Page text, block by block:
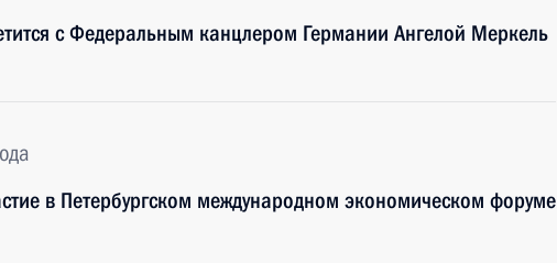
с Федеральным канцлером Германии Ангелой Меркель
в Петербургском международном экономическом форуме